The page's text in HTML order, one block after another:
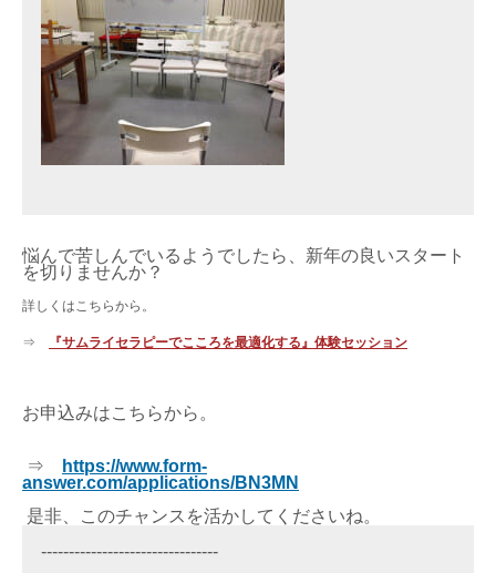
悩んで苦しんでいるようでしたら、新年の良いスタート
を切りませんか？
詳しくはこちらから。
⇒ 『サムライセラピーでこころを最適化する』体験セッション
お申込みはこちらから。
⇒
https://www.form-
answer.com/applications/BN3MN
是非、このチャンスを活かしてくださいね。
--------------------------------